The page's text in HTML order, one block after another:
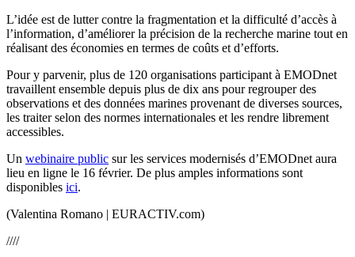
L’idée est de lutter contre la fragmentation et la difficulté d’accès à
l’information, d’améliorer la précision de la recherche marine tout en
réalisant des économies en termes de coûts et d’efforts.
Pour y parvenir, plus de 120 organisations participant à EMODnet
travaillent ensemble depuis plus de dix ans pour regrouper des
observations et des données marines provenant de diverses sources,
les traiter selon des normes internationales et les rendre librement
accessibles.
Un webinaire public sur les services modernisés d’EMODnet aura
lieu en ligne le 16 février. De plus amples informations sont
disponibles ici.
(Valentina Romano | EURACTIV.com)
////